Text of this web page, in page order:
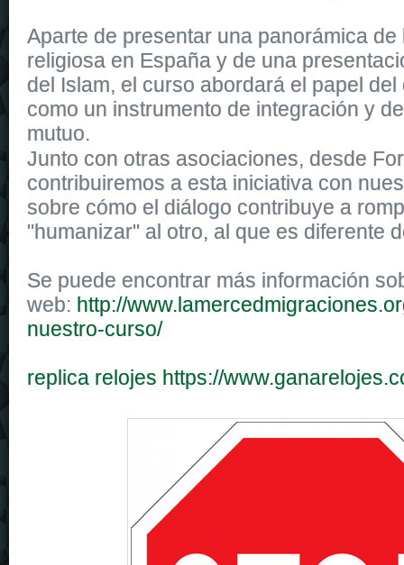
Aparte de presentar una panorámica de
religiosa en España y de una
del Islam, el curso abordará el papel
como un instrumento de integración y
mutuo.
Whatever your mission,replique montrewith $4,200, you are
watches8 Day & Date 41 Watches (ref. A45330101B1X1)
Junto con otras asociaciones, desde
contribuiremos a esta iniciativa con
sobre cómo el diálogo contribuye a
"humanizar" al otro, al que es diferente
Se puede encontrar más información
web: http://
nuestro-curso/
replica relojes https://